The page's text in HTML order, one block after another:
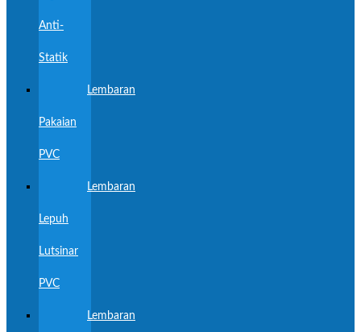
Anti-
Statik
Lembaran
Pakaian
PVC
Lembaran
Lepuh
Lutsinar
PVC
Lembaran